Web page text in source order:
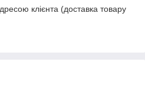
клієнта (доставка товару